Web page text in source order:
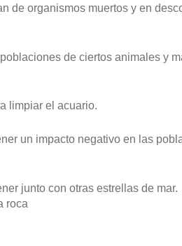
de organismos muertos y en
de ciertos animales y
limpiar el acuario.
un impacto negativo en las
junto con otras estrellas de mar.
roca